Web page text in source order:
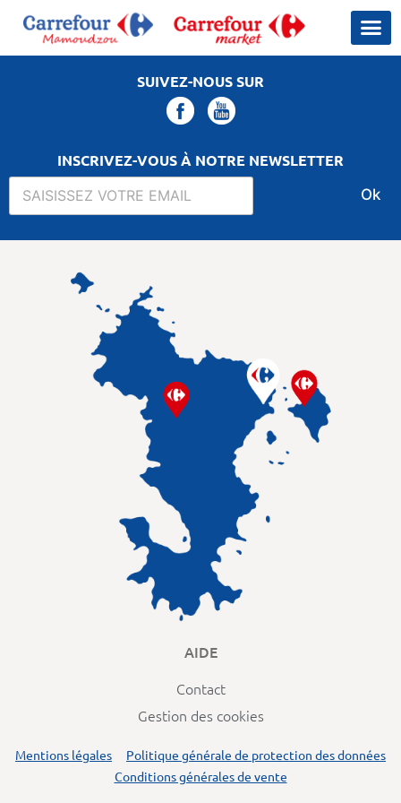
SUIVEZ-NOUS SUR
INSCRIVEZ-VOUS À NOTRE NEWSLETTER
Ok
AIDE
Contact
Gestion des cookies
Mentions légales
Politique générale de protection des données
Conditions générales de vente